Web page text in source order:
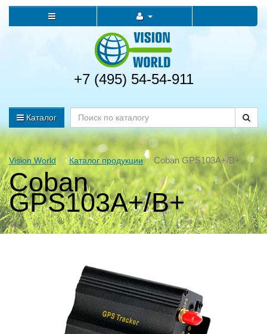
+7 (495) 54-54-911
Каталог
Vision World Каталог продукции Coban GPS103A+/B+
Coban
GPS103A+/B+